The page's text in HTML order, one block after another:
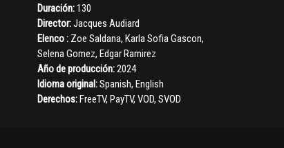
Duración:130
Director:Jacques Audiard
Elenco : Zoe Saldana, Karla Sofia Gascon,
Selena Gomez, Edgar Ramirez
Año de producción:2024
Idioma original:Spanish, English
Derechos:FreeTV, PayTV, VOD, SVOD